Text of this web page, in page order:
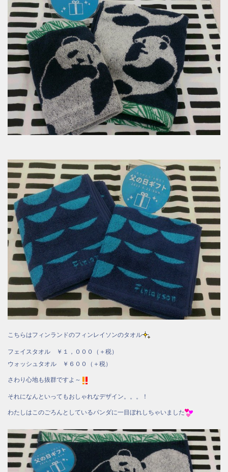
こちらはフィンランドのフィンレイソンのタオル
フェイスタオル ￥１，０００（＋税）
ウォッシュタオル ￥６００（＋税）
さわり心地も抜群ですよ～
それになんといってもおしゃれなデザイン。。。！
わたしはこのごろんとしているパンダに一目ぼれしちゃいました